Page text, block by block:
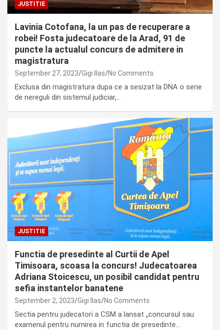
JUSTITIE
Lavinia Cotofana, la un pas de recuperare a
robei! Fosta judecatoare de la Arad, 91 de
puncte la actualul concurs de admitere in
magistratura
September 27, 2023 Gigi Ilas No Comments
Exclusa din magistratura dupa ce a sesizat la DNA o serie
de nereguli din sistemul judiciar,…
JUSTITIE
Functia de presedinte al Curtii de Apel
Timisoara, scoasa la concurs! Judecatoarea
Adriana Stoicescu, un posibil candidat pentru
sefia instantelor banatene
September 2, 2023 Gigi Ilas No Comments
Sectia pentru judecatori a CSM a lansat „concursul sau
examenul pentru numirea in functia de presedinte…